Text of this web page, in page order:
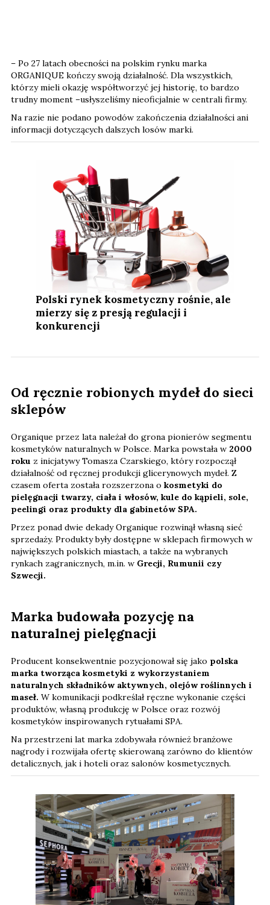
– Po 27 latach obecności na polskim rynku marka
ORGANIQUE kończy swoją działalność. Dla wszystkich,
którzy mieli okazję współtworzyć jej historię, to bardzo
trudny moment –usłyszeliśmy nieoficjalnie w centrali firmy.
Na razie nie podano powodów zakończenia działalności ani
informacji dotyczących dalszych losów marki.
Polski rynek kosmetyczny rośnie, ale
mierzy się z presją regulacji i
konkurencji
Od ręcznie robionych mydeł do sieci
sklepów
Organique przez lata należał do grona pionierów segmentu
kosmetyków naturalnych w Polsce. Marka powstała w 2000
roku z inicjatywy Tomasza Czarskiego, który rozpoczął
działalność od ręcznej produkcji glicerynowych mydeł. Z
czasem oferta została rozszerzona o kosmetyki do
pielęgnacji twarzy, ciała i włosów, kule do kąpieli, sole,
peelingi oraz produkty dla gabinetów SPA.
Przez ponad dwie dekady Organique rozwinął własną sieć
sprzedaży. Produkty były dostępne w sklepach firmowych w
największych polskich miastach, a także na wybranych
rynkach zagranicznych, m.in. w Grecji, Rumunii czy
Szwecji.
Marka budowała pozycję na
naturalnej pielęgnacji
Producent konsekwentnie pozycjonował się jako polska
marka tworząca kosmetyki z wykorzystaniem
naturalnych składników aktywnych, olejów roślinnych i
maseł. W komunikacji podkreślał ręczne wykonanie części
produktów, własną produkcję w Polsce oraz rozwój
kosmetyków inspirowanych rytuałami SPA.
Na przestrzeni lat marka zdobywała również branżowe
nagrody i rozwijała ofertę skierowaną zarówno do klientów
detalicznych, jak i hoteli oraz salonów kosmetycznych.